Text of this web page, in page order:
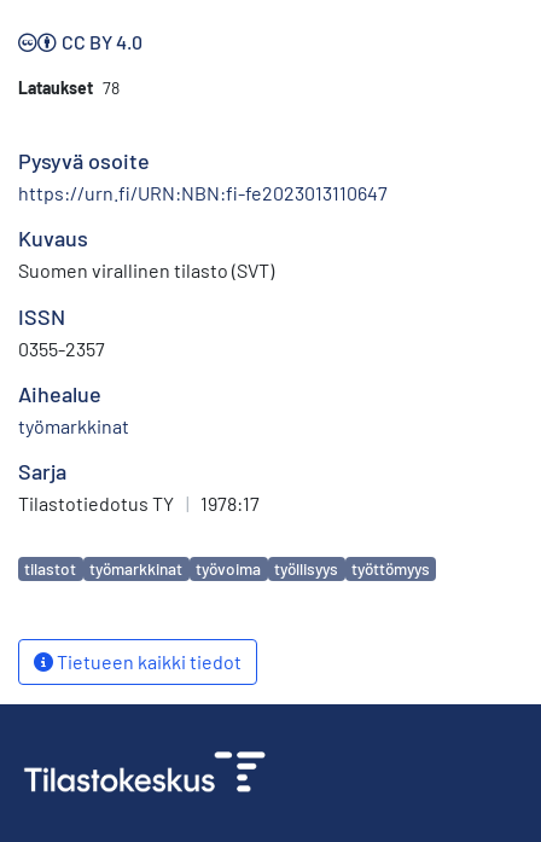
CC BY 4.0
Lataukset 78
Pysyvä osoite
https://urn.fi/URN:NBN:fi-fe2023013110647
Kuvaus
Suomen virallinen tilasto (SVT)
ISSN
0355-2357
Aihealue
työmarkkinat
Sarja
Tilastotiedotus TY | 1978:17
Avainsanat
tilastot työmarkkinat työvoima työllisyys työttömyys
Tietueen kaikki tiedot